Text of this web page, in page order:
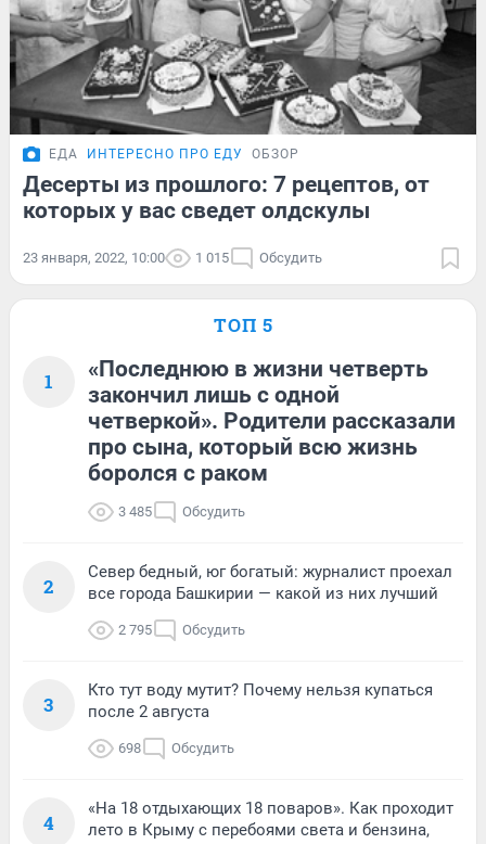
ЕДА ИНТЕРЕСНО ПРО ЕДУ ОБЗОР
Десерты из прошлого: 7 рецептов, от
которых у вас сведет олдскулы
23 января, 2022, 10:00 1 015 Обсудить
ТОП 5
1
«Последнюю в жизни четверть
закончил лишь с одной
четверкой». Родители рассказали
про сына, который всю жизнь
боролся с раком
3 485 Обсудить
2
Север бедный, юг богатый: журналист проехал
все города Башкирии — какой из них лучший
2 795 Обсудить
3
Кто тут воду мутит? Почему нельзя купаться
после 2 августа
698 Обсудить
4
«На 18 отдыхающих 18 поваров». Как проходит
лето в Крыму с перебоями света и бензина,